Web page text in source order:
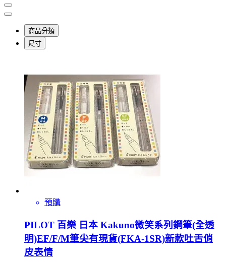
商品分類
尺寸
預購
PILOT 百樂 日本 Kakuno微笑系列鋼筆(全透
明)EF/F/M筆尖有現貨(FKA-1SR)新款吐舌俏
皮表情